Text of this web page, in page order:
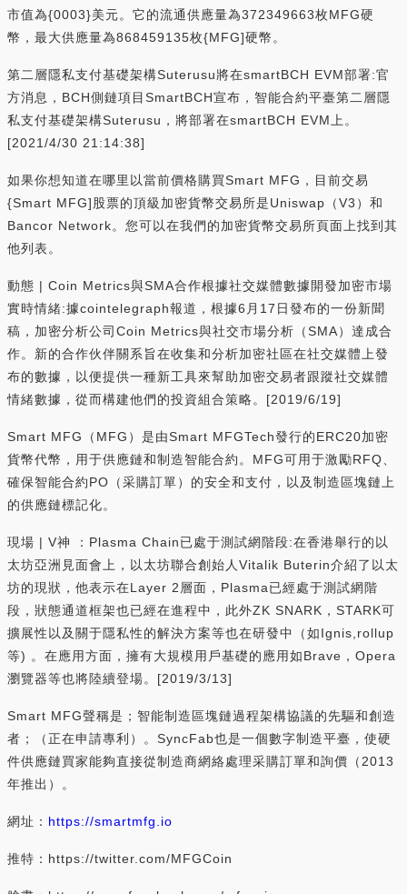
市值為{0003}美元。它的流通供應量為372349663枚MFG硬
幣，最大供應量為868459135枚{MFG]硬幣。
第二層隱私支付基礎架構Suterusu將在smartBCH EVM部署:官
方消息，BCH側鏈項目SmartBCH宣布，智能合約平臺第二層隱
私支付基礎架構Suterusu，將部署在smartBCH EVM上。
[2021/4/30 21:14:38]
如果你想知道在哪里以當前價格購買Smart MFG，目前交易
{Smart MFG]股票的頂級加密貨幣交易所是Uniswap（V3）和
Bancor Network。您可以在我們的加密貨幣交易所頁面上找到其
他列表。
動態 | Coin Metrics與SMA合作根據社交媒體數據開發加密市場
實時情緒:據cointelegraph報道，根據6月17日發布的一份新聞
稿，加密分析公司Coin Metrics與社交市場分析（SMA）達成合
作。新的合作伙伴關系旨在收集和分析加密社區在社交媒體上發
布的數據，以便提供一種新工具來幫助加密交易者跟蹤社交媒體
情緒數據，從而構建他們的投資組合策略。[2019/6/19]
Smart MFG（MFG）是由Smart MFGTech發行的ERC20加密
貨幣代幣，用于供應鏈和制造智能合約。MFG可用于激勵RFQ、
確保智能合約PO（采購訂單）的安全和支付，以及制造區塊鏈上
的供應鏈標記化。
現場 | V神 ：Plasma Chain已處于測試網階段:在香港舉行的以
太坊亞洲見面會上，以太坊聯合創始人Vitalik Buterin介紹了以太
坊的現狀，他表示在Layer 2層面，Plasma已經處于測試網階
段，狀態通道框架也已經在進程中，此外ZK SNARK，STARK可
擴展性以及關于隱私性的解決方案等也在研發中（如Ignis,rollup
等) 。在應用方面，擁有大規模用戶基礎的應用如Brave，Opera
瀏覽器等也將陸續登場。[2019/3/13]
Smart MFG聲稱是；智能制造區塊鏈過程架構協議的先驅和創造
者；（正在申請專利）。SyncFab也是一個數字制造平臺，使硬
件供應鏈買家能夠直接從制造商網絡處理采購訂單和詢價（2013
年推出）。
網址： https://smartmfg.io
推特：https://twitter.com/MFGCoin